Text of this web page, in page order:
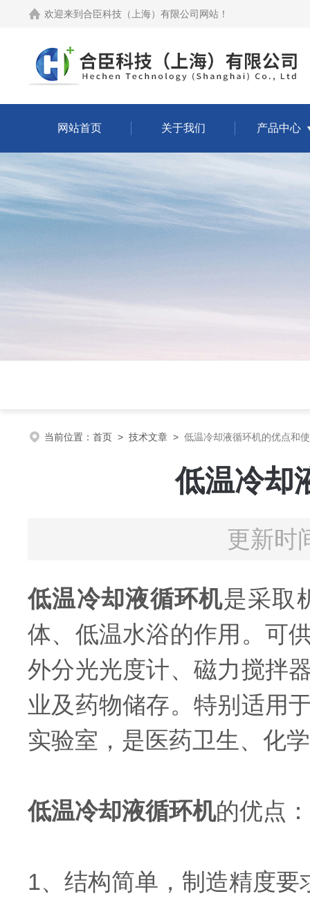
欢迎来到 合臣科技（上海）有限公司网站 ！
网站首页 关于我们 产品中心
当前位置： 首页 > 技术文章 > 低温冷却液循环机的优点和
低温冷却
更新时
低温冷却液循环机是采取
体、低温水浴的作用。可
外分光光度计、磁力搅拌
业及药物储存。特别适用
实验室，是医药卫生、化
低温冷却液循环机的优点：
1、结构简单，制造精度